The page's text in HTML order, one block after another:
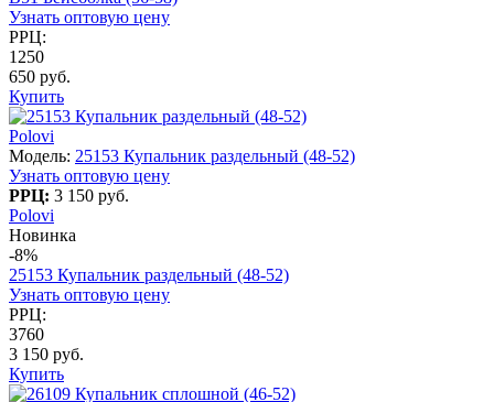
Узнать оптовую цену
РРЦ:
1250
650 руб.
Купить
Polovi
Модель: 25153 Купальник раздельный (48-52)
Узнать оптовую цену
РРЦ: 3 150 руб.
Polovi
Новинка
-8%
25153 Купальник раздельный (48-52)
Узнать оптовую цену
РРЦ:
3760
3 150 руб.
Купить